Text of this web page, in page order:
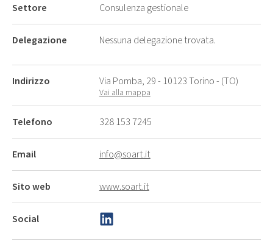
Settore Consulenza gestionale
Delegazione Nessuna delegazione trovata.
Indirizzo Via Pomba, 29 - 10123 Torino - (TO)
Vai alla mappa
Telefono 328 153 7245
Email info@soart.it
Sito web www.soart.it
Social